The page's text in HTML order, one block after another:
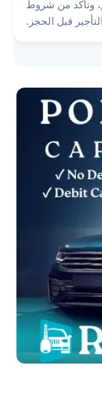
وتأكد من شروط
التأجير قبل الحجز.